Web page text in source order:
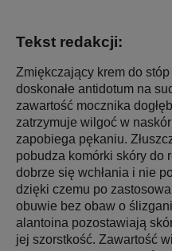
Tekst redakcji:
Zmiękczający krem do
doskonałe antidotum na
zawartość mocznika
zatrzymuje wilgoć w
zapobiega pękaniu.
pobudza komórki skóry do
dobrze się wchłania i nie
dzięki czemu po
obuwie bez obaw o
alantoina pozostawiają
jej szorstkość. Zawartość